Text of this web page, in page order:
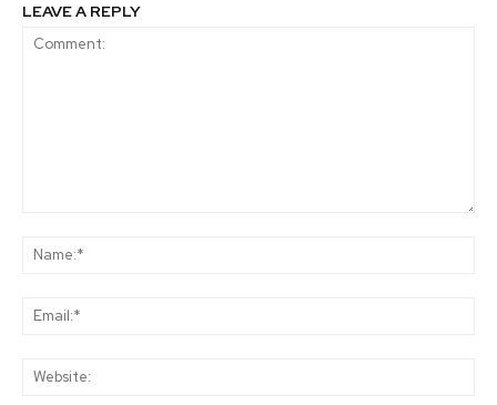
LEAVE A REPLY